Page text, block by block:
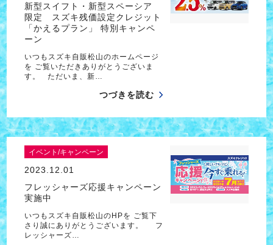
新型スイフト・新型スペーシア
限定 スズキ残価設定クレジット
「かえるプラン」 特別キャンペ
ーン
いつもスズキ自販松山のホームページ
を ご覧いただきありがとうございま
す。 ただいま、新…
つづきを読む
イベント/キャンペーン
2023.12.01
フレッシャーズ応援キャンペーン
実施中
いつもスズキ自販松山のHPを ご覧下
さり誠にありがとうございます。 フ
レッシャーズ…